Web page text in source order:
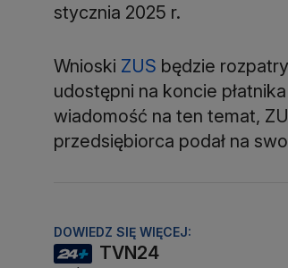
stycznia 2025 r.
Wnioski ZUS będzie
udostępni na koncie
wiadomość na ten temat,
przedsiębiorca podał na
DOWIEDZ SIĘ WIĘCEJ:
TVN24